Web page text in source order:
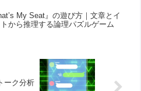
My Seat』の遊び方｜文章とイ
から推理する論理パズルゲーム
ーク分析